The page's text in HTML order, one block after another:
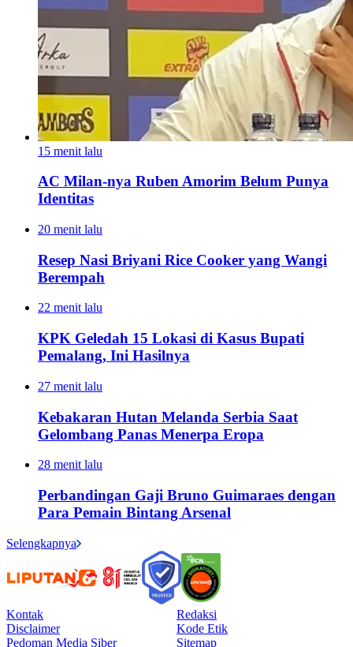
15 menit lalu
AC Milan-nya Ruben Amorim Belum Punya
Identitas
20 menit lalu
Resep Nasi Briyani Rice Cooker yang Wangi
Berempah
22 menit lalu
KPK Geledah 15 Lokasi di Kasus Bupati
Pemalang, Ini Hasilnya
27 menit lalu
Kebakaran Hutan Melanda Serbia Saat
Gelombang Panas Menerpa Eropa
28 menit lalu
Perbandingan Gaji Bruno Guimaraes dengan
Para Pemain Bintang Arsenal
Selengkapnya
Kontak
Redaksi
Disclaimer
Kode Etik
Pedoman Media Siber
Sitemap